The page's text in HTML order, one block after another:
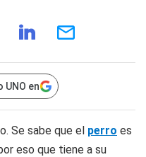
UNO en
Se sabe que el perro es
eso que tiene a su